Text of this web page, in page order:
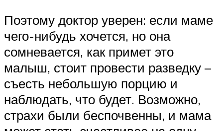
Поэтому доктор уверен: если маме
чего-нибудь хочется, но она
сомневается, как примет это
малыш, стоит провести разведку –
съесть небольшую порцию и
наблюдать, что будет. Возможно,
страхи были беспочвенны, и мама